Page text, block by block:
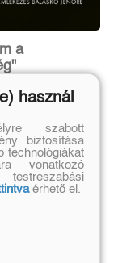
a
Jenőre
Kötött ár:
5 220 Ft
használ
szabott
biztosítása
technológiákat
vonatkozó
érhető el.